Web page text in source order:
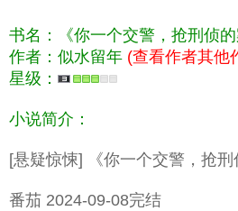
书名：《你一个交警，抢刑侦的
作者：似水留年 (查看作者其他
星级：
小说简介：
[悬疑惊悚] 《你一个交警，抢
番茄 2024-09-08完结